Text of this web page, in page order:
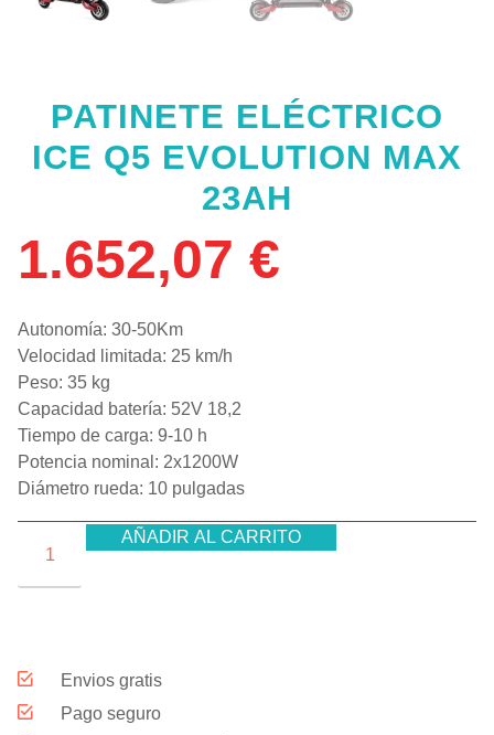
PATINETE ELÉCTRICO
ICE Q5 EVOLUTION MAX
23AH
1.652,07 €
Autonomía: 30-50Km
Velocidad limitada: 25 km/h
Peso: 35 kg
Capacidad batería: 52V 18,2
Tiempo de carga: 9-10 h
Potencia nominal: 2x1200W
Diámetro rueda: 10 pulgadas
AÑADIR AL CARRITO
Envios gratis
Pago seguro